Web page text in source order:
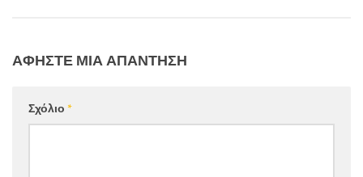
ΑΦΉΣΤΕ ΜΙΑ ΑΠΆΝΤΗΣΗ
Σχόλιο *